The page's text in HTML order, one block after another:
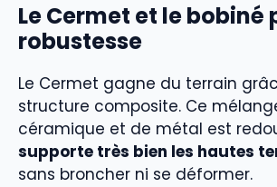
Le Cermet et le bobiné
robustesse
Le Cermet gagne du terrain
structure composite. Ce
céramique et de métal est
supporte très bien les hautes
sans broncher ni se déformer.